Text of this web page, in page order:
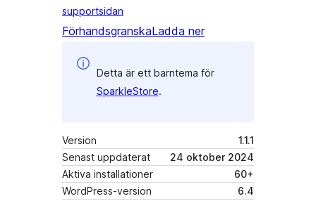
supportsidan
FörhandsgranskaLadda ner
Detta är ett barntema för
SparkleStore.
Version
1.1.1
Senast uppdaterat
24 oktober 2024
Aktiva installationer
60+
WordPress-version
6.4